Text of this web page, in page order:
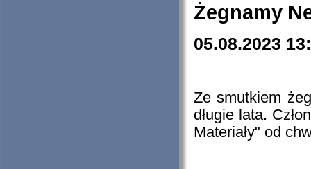
Żegnamy
05.08.2023
Ze smutkiem
długie lata.
Materiały" od